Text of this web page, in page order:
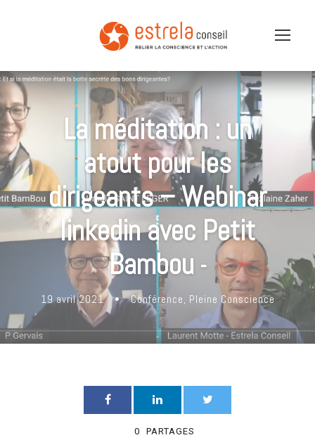
La méditation : un
atout pour les
dirigeants – Webinar
linkedin avec Petit
Bambou -
19 avril 2021 • Conférence, Pleine Conscience
0 PARTAGES